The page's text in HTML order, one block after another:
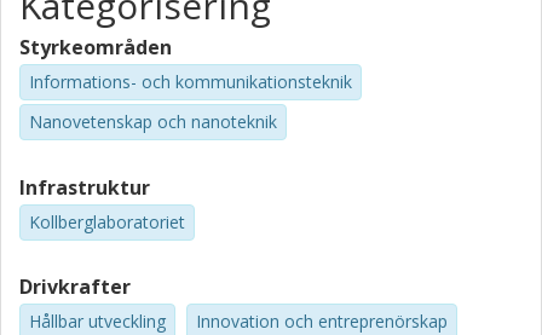
Styrkeområden
Informations- och kommunikationsteknik
Nanovetenskap och nanoteknik
Infrastruktur
Kollberglaboratoriet
Drivkrafter
Hållbar utveckling Innovation och entreprenörskap